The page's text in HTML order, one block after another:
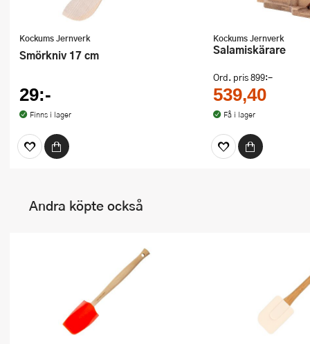
Kockums Jernverk
Smörkniv 17 cm
29:-
Finns i lager
Kockums Jernverk
Salamiskärare
Ord. pris899:-
539,40
Få i lager
Andra köpte också